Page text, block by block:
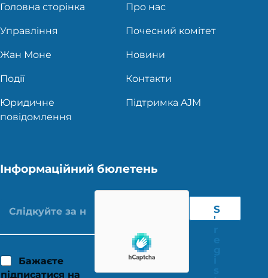
Головна сторінка Про нас
Управління Почесний комітет
Жан Моне Новини
Події Контакти
Юридичне
повідомлення
Підтримка AJM
Інформаційний бюлетень
Бажаєте
підписатися на
S
'